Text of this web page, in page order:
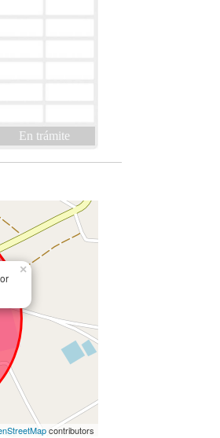
En trámite
×
contributors